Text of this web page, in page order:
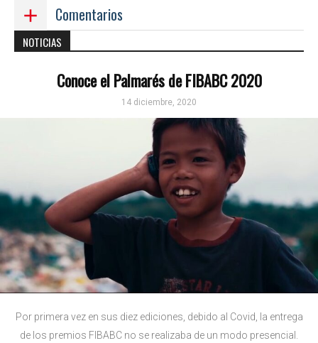
Comentarios
NOTICIAS
Conoce el Palmarés de FIBABC 2020
14 diciembre, 2020
Por primera vez en sus diez ediciones, debido al Covid, la entrega
de los premios FIBABC no se realizaba de un modo presencial.